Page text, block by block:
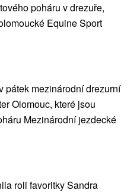
poháru v drezuře,
Equine Sport
pátek mezinárodní drezurní
Olomouc, které jsou
Mezinárodní jezdecké
roli favoritky Sandra